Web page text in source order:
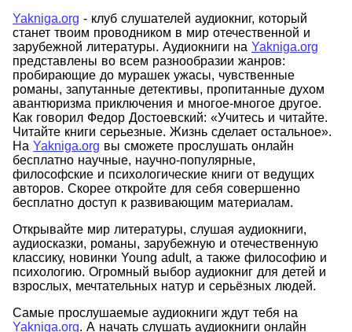
Yakniga.org - клуб слушателей аудиокниг, который
станет твоим проводником в мир отечественной и
зарубежной литературы. Аудиокниги на Yakniga.org
представлены во всем разнообразии жанров:
пробирающие до мурашек ужасы, чувственные
романы, запутанные детективы, пропитанные духом
авантюризма приключения и многое-многое другое.
Как говорил Федор Достоевский: «Учитесь и читайте.
Читайте книги серьезные. Жизнь сделает остальное».
На Yakniga.org вы сможете прослушать онлайн
бесплатно научные, научно-популярные,
философские и психологические книги от ведущих
авторов. Скорее откройте для себя совершенно
бесплатно доступ к развивающим материалам.
Открывайте мир литературы, слушая аудиокниги,
аудиосказки, романы, зарубежную и отечественную
классику, новинки Young adult, а также философию и
психологию. Огромный выбор аудиокниг для детей и
взрослых, мечтательных натур и серьёзных людей.
Самые прослушаемые аудиокниги ждут тебя на
Yakniga.org. А начать слушать аудиокниги онлайн